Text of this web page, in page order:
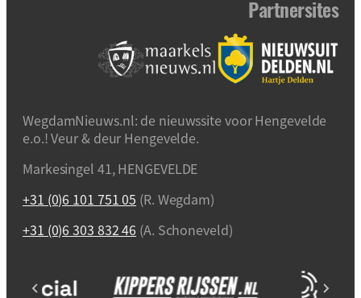
Partnersites
WegdamNieuws.nl: de nieuwssite voor Hengevelde
e.o.! Veur & deur Hengevelde.
Markesingel 41, HENGEVELDE
+31 (0)6 101 751 05 (R. Wegdam)
+31 (0)6 303 832 46 (A. Schoneveld)